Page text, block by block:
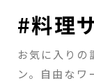
#料理
カラダの基本
ンを。
#キャ
光、風、空気
いつでもキャ
#料理
お気に入りの
ン。自由なワ
#自転
家で過ごす時
しい時間を紡
#料理
カラダの基本
ンを。
#キャ
光、風、空気
いつでもキャ